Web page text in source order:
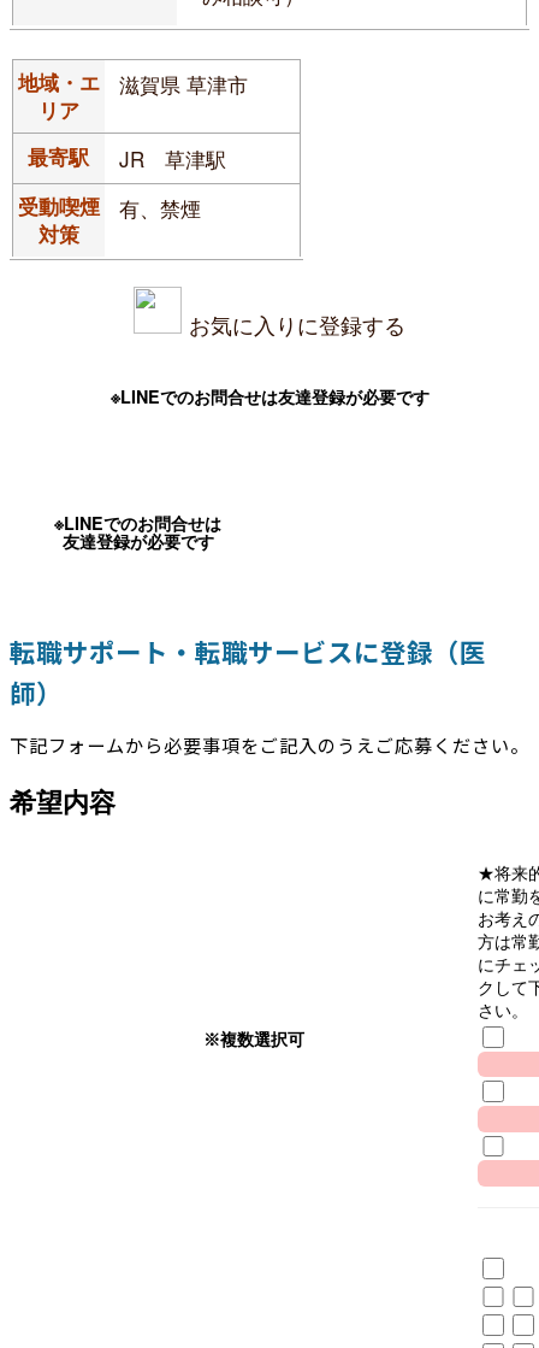
地域・エ
リア
滋賀県 草津市
最寄駅 JR 草津駅
受動喫煙
対策
有、禁煙
お気に入りに登録する
※LINEでのお問合せは友達登録が必要です
※LINEでのお問合せは
友達登録が必要です
転職サポート・転職サービスに登録（医
師）
下記フォームから必要事項をご記入のうえご応募ください。
希望内容
※複数選択可
★将来
に常勤
お考え
方は常
にチェ
クして
さい。